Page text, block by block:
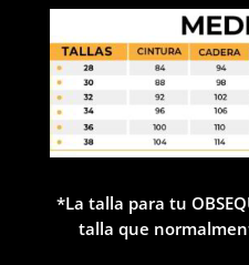
*La talla para tu
talla que